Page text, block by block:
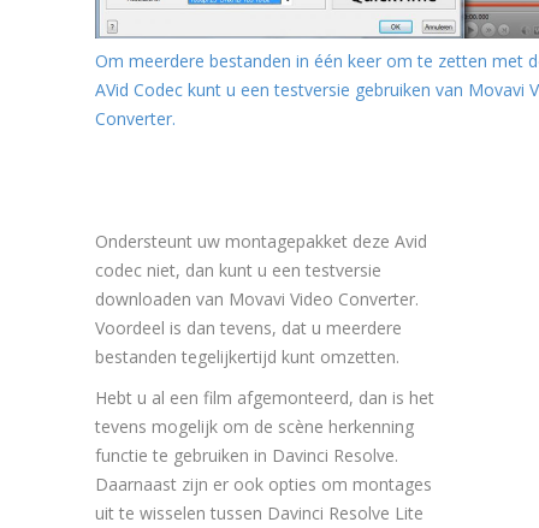
Om meerdere bestanden in één keer om te zetten met
AVid Codec kunt u een testversie gebruiken van Movavi
Converter.
Ondersteunt uw montagepakket deze Avid
codec niet, dan kunt u een testversie
downloaden van Movavi Video Converter.
Voordeel is dan tevens, dat u meerdere
bestanden tegelijkertijd kunt omzetten.
Hebt u al een film afgemonteerd, dan is het
tevens mogelijk om de scène herkenning
functie te gebruiken in Davinci Resolve.
Daarnaast zijn er ook opties om montages
uit te wisselen tussen Davinci Resolve Lite